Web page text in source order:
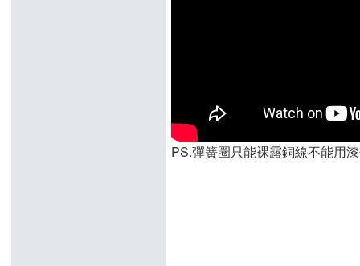
PS.彈簧圈只能裸露銅線不能用